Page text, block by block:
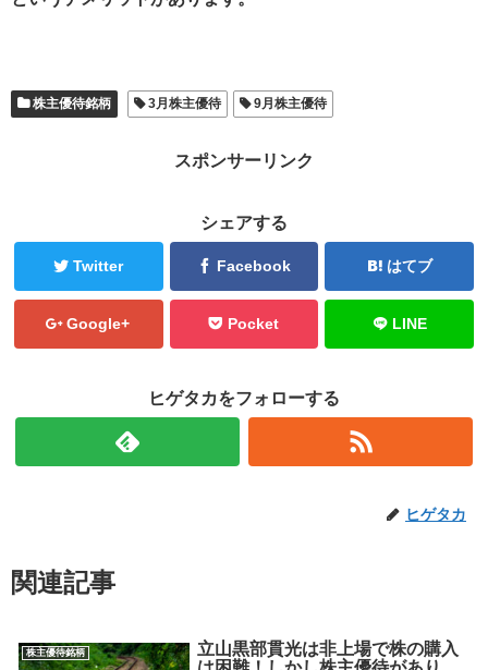
株主優待銘柄 3月株主優待 9月株主優待
スポンサーリンク
シェアする
Twitter Facebook はてブ
Google+ Pocket LINE
ヒゲタカをフォローする
ヒゲタカ
関連記事
株主優待銘柄
立山黒部貫光は非上場で株の購入